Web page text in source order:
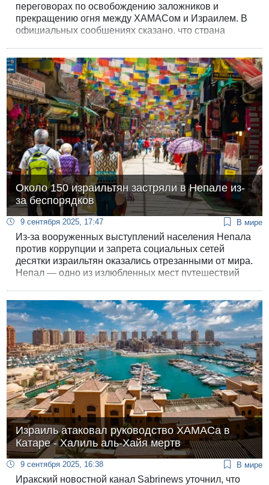
переговорах по освобождению заложников и
прекращению огня между ХАМАСом и Израилем. В
официальных сообщениях сказано, что страна
Около 150 израильтян застряли в Непале из-
за беспорядков
9 сентября 2025, 17:47 В мире
Из-за вооруженных выступлений населения Непала
против коррупции и запрета социальных сетей
десятки израильтян оказались отрезанными от мира.
Непал — одно из излюбленных мест путешествий
Израиль атаковал руководство ХАМАСа в
Катаре - Халиль аль-Хайя мертв
9 сентября 2025, 16:38 В мире
Иракский новостной канал Sabrinews уточнил, что